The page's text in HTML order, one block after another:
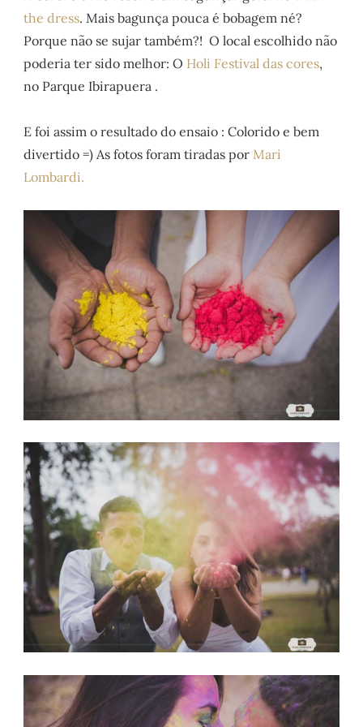
the dress. Mais bagunça pouca é bobagem né?
Porque não se sujar também?! O local escolhido não
poderia ter sido melhor: O Holi Festival das cores,
no Parque Ibirapuera .
E foi assim o resultado do ensaio : Colorido e bem
divertido =) As fotos foram tiradas por Mari
Lombardi.